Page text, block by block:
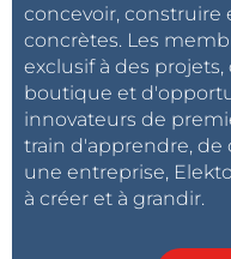
concevoir, construire
concrètes. Les
exclusif à des
boutique et
innovateurs de
train d'apprendre, de
une entreprise,
à créer et à grandir.